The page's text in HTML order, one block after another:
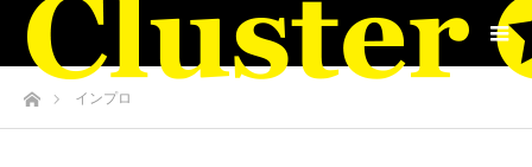
ホームインプロ